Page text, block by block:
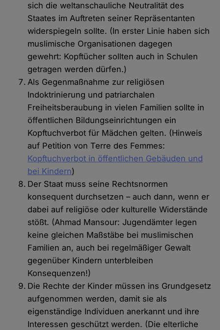
sich die weltanschauliche Neutralität des
Staates im Auftreten seiner Repräsentanten
widerspiegeln sollte. (In erster Linie haben sich
muslimische Organisationen dagegen
gewehrt: Kopftücher sollten auch in Schulen
getragen werden dürfen.)
Als Gegenmaßnahme zur religiösen
Indoktrinierung und patriarchalen
Freiheitsberaubung in vielen Familien sollte in
öffentlichen Bildungseinrichtungen ein
Kopftuchverbot für Mädchen gelten. (Hinweis
auf Petition von Terre des Femmes:
Kopftuchverbot in öffentlichen Gebäuden und
bei Kindern)
Der Staat muss seine Rechtsnormen
konsequent durchsetzen – auch dann, wenn er
dabei auf religiöse oder kulturelle Widerstände
stößt. (Ahmad Mansour: Jugendämter legen
keine gleichen Maßstäbe bei muslimischen
Familien an, auch bei regelmäßiger Gewalt
gegenüber Kindern unterbleiben
Konsequenzen!)
Die Rechte der Kinder müssen ins Grundgesetz
aufgenommen werden, damit sie als
eigenständige Individuen anerkannt und ihre
Interessen geschützt werden. (Die elterliche